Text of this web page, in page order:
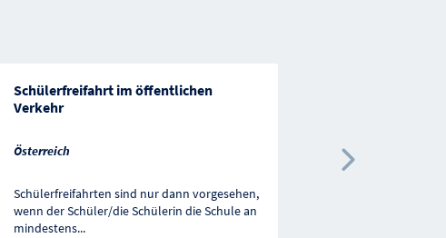
Schülerfreifahrt im öffentlichen
Verkehr
Österreich
Schülerfreifahrten sind nur dann vorgesehen,
wenn der Schüler/die Schülerin die Schule an
mindestens...
Österreich
Nächste